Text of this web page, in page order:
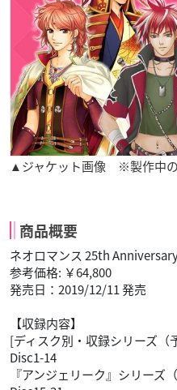
▲ジャケット画像 ※製作中
商品概要
ネオロマンス 25th
参考価格: ￥64,800
発売日：2019/12/11 発売
【収録内容】
[ディスク別・収録シリーズ（
Disc1-14
『アンジェリーク』シリーズ